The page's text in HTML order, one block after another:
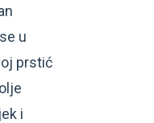
u
prstić
i